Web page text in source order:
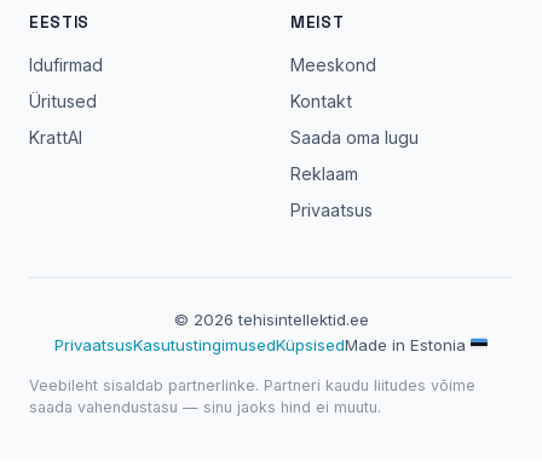
EESTIS
Idufirmad
Üritused
KrattAI
MEIST
Meeskond
Kontakt
Saada oma lugu
Reklaam
Privaatsus
© 2026 tehisintellektid.ee
PrivaatsusKasutustingimusedKüpsisedMade in Estonia
Veebileht sisaldab partnerlinke. Partneri kaudu liitudes võime
saada vahendustasu — sinu jaoks hind ei muutu.